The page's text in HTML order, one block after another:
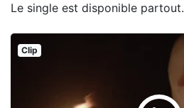
Le single est disponible partout.
Clip